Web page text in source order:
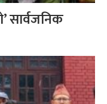
सार्वजनिक